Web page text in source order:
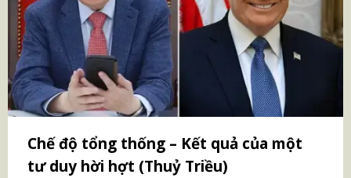
Chế độ tổng thống – Kết quả của một
tư duy hời hợt (Thuỷ Triều)